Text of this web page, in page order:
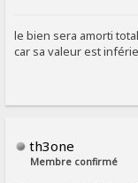
le bien sera amorti
car sa valeur est
th3one
Membre confirmé